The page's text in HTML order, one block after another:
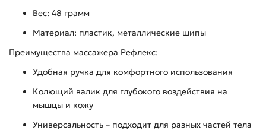
Вес: 48 грамм
Материал: пластик, металлические шипы
Преимущества массажера Рефлекс:
Удобная ручка для комфортного использования
Колющий валик для глубокого воздействия на
мышцы и кожу
Универсальность – подходит для разных частей тела